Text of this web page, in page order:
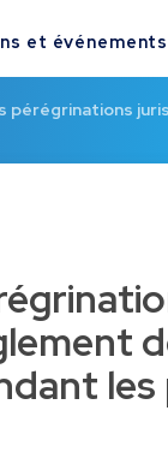
et événements
pérégrinations